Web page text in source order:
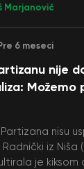
Marjanović
6 meseci
nije
nisu
iz Niša
je kiksom